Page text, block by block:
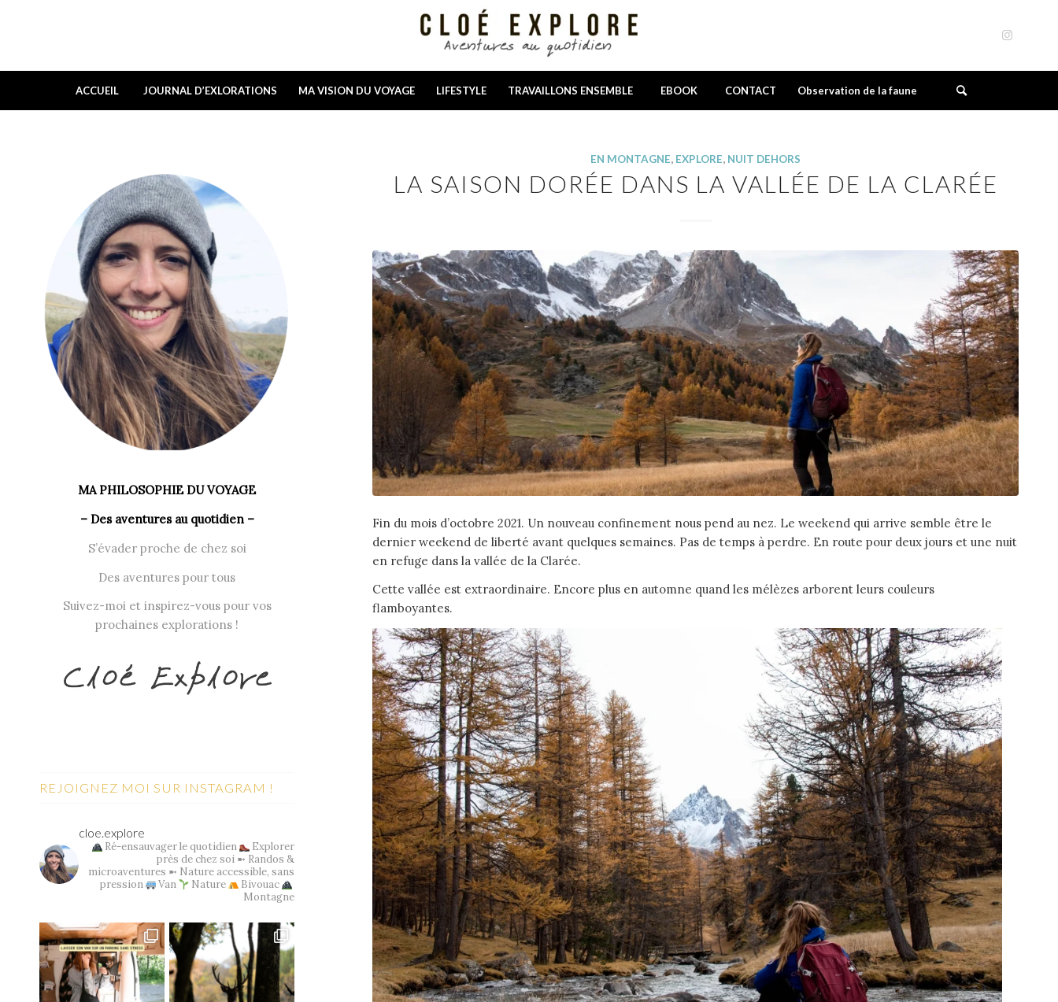
ACCUEIL JOURNAL D’EXLORATIONS MA VISION DU VOYAGE LIFESTYLE TRAVAILLONS ENSEMBLE EBOOK CONTACT Observation de la faune
EN MONTAGNE, EXPLORE, NUIT DEHORS
LA SAISON DORÉE DANS LA VALLÉE DE LA CLARÉE
Fin du mois d’octobre 2021. Un nouveau confinement nous pend au nez. Le weekend qui arrive semble être le
dernier weekend de liberté avant quelques semaines. Pas de temps à perdre. En route pour deux jours et une nuit
en refuge dans la vallée de la Clarée.
Cette vallée est extraordinaire. Encore plus en automne quand les mélèzes arborent leurs couleurs
flamboyantes.
MA PHILOSOPHIE DU VOYAGE
– Des aventures au quotidien –
S’évader proche de chez soi
Des aventures pour tous
Suivez-moi et inspirez-vous pour vos
prochaines explorations !
REJOIGNEZ MOI SUR INSTAGRAM !
cloe.explore
Ré-ensauvager le quotidien
Explorer
près de chez soi ➼ Randos &
microaventures ➼ Nature accessible, sans
pression
Van Nature
Bivouac
Montagne